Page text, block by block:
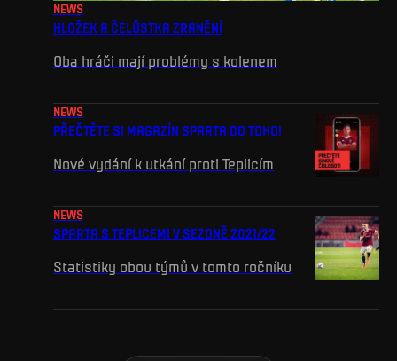
NEWS
HLOŽEK A ČELŮSTKA ZRANĚNÍ
Oba hráči mají problémy s kolenem
NEWS
PŘEČTĚTE SI MAGAZÍN SPARTA DO TOHO!
Nové vydání k utkání proti Teplicím
NEWS
SPARTA S TEPLICEMI V SEZONĚ 2021/22
Statistiky obou týmů v tomto ročníku